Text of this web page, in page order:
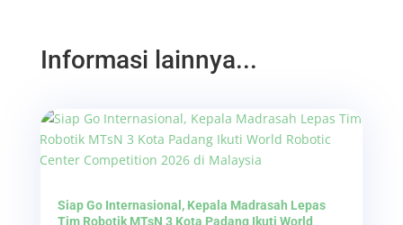
Informasi lainnya...
Siap Go Internasional, Kepala Madrasah Lepas
Tim Robotik MTsN 3 Kota Padang Ikuti World